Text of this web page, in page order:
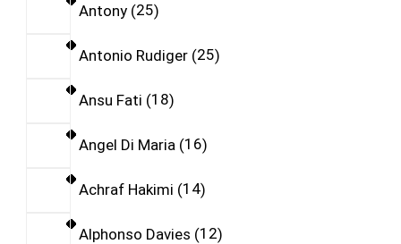
Antony 25
Antonio Rudiger 25
Ansu Fati 18
Angel Di Maria 16
Achraf Hakimi 14
Alphonso Davies 12